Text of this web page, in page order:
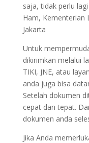
saja, tidak perlu
Ham, Kementerian
Jakarta
Untuk
dikirimkan melalui
TIKI, JNE, atau
anda juga bisa
Setelah dokumen
cepat dan tepat.
dokumen anda
Jika Anda